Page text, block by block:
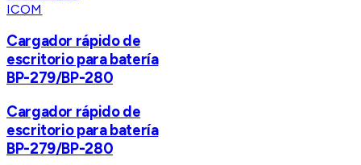
ICOM
Cargador rápido de
escritorio para batería
BP-279/BP-280
Cargador rápido de
escritorio para batería
BP-279/BP-280